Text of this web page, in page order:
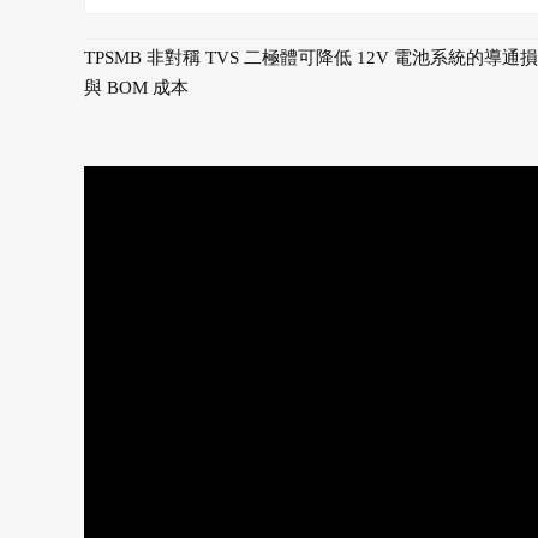
TPSMB 非對稱 TVS 二極體可降低 12V 電池系統的導通
與 BOM 成本